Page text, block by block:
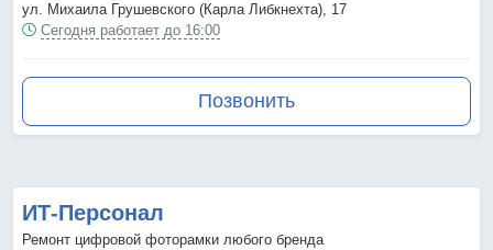
ул. Михаила Грушевского (Карла Либкнехта), 17
Сегодня работает до 16:00
Позвонить
ИТ-Персонал
Ремонт цифровой фоторамки любого бренда